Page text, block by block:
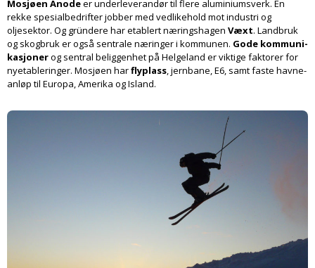
Mosjøen Anodeer under­leverandør til flere aluminiums­verk. En
rekke spesialbedrifter jobber med vedlikehold mot industri og
oljesektor. Og gründere har etablert nærings­hagen Væxt. Landbruk
og skogbruk er også sentrale næringer i kommunen. Gode kommuni­
kasjonerog sentral beliggenhet på Helgeland er viktige faktorer for
nyetable­ringer. Mosjøen harflyplass, jernbane, E6, samt faste havne­
anløp til Europa, Amerika og Island.